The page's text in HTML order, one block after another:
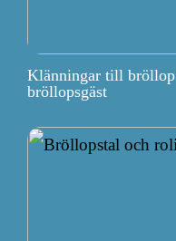
Klänningar till
bröllopsgäst